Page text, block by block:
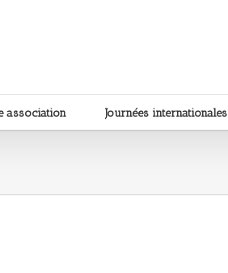
association Journées internationales